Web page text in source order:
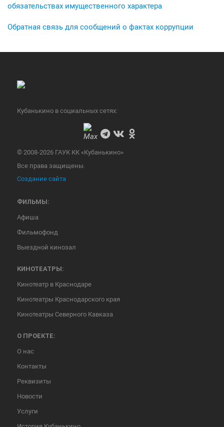
обязательствах имущественного характера
Обратная связь для сообщений о фактах коррупции
Кубанькино в социальных сетях:
© 2008-2026 ГАУК КК «Кубанькино»
Все права защищены.
Создание сайта
ФИЛЬМЫ:
Афиша
Фильмофонд
Выездной кинозал
КИНОТЕАТРЫ:
Кинотеатр в Краснодаре
Кинотеатры Краснодарского края
Кинотеатры Северного Кавказа
О ПРОЕКТЕ:
О нас
Контакты
Реквизиты
Новости
Услуги